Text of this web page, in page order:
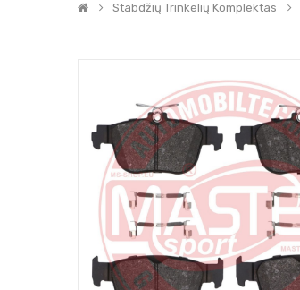
Stabdžių Trinkelių Komplektas